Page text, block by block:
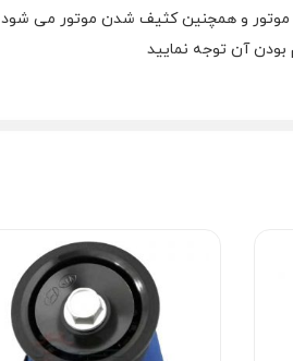
موتور و همچنین کثیف شدن موتور می شود
آن توجه نمایید